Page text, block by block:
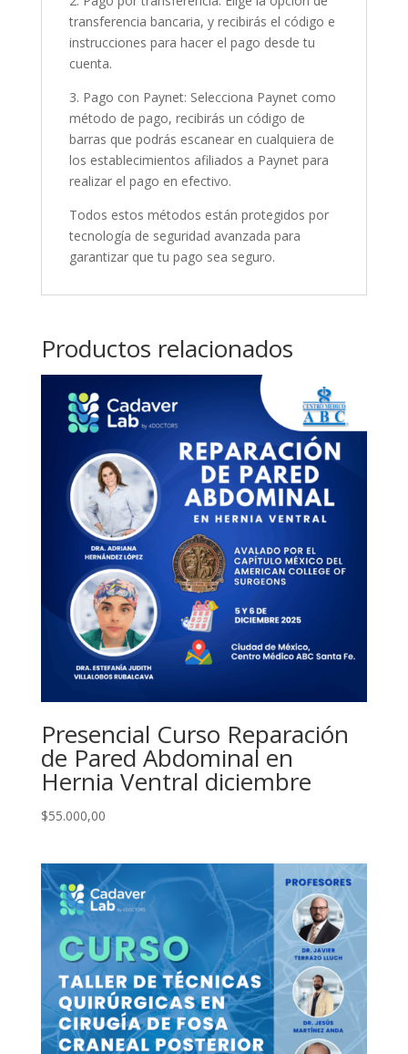
transferencia bancaria, y recibirás el código e
instrucciones para hacer el pago desde tu
cuenta.
3. Pago con Paynet: Selecciona Paynet como
método de pago, recibirás un código de
barras que podrás escanear en cualquiera de
los establecimientos afiliados a Paynet para
realizar el pago en efectivo.
Todos estos métodos están protegidos por
tecnología de seguridad avanzada para
garantizar que tu pago sea seguro.
Productos relacionados
Presencial Curso Reparación
de Pared Abdominal en
Hernia Ventral diciembre
$55.000,00